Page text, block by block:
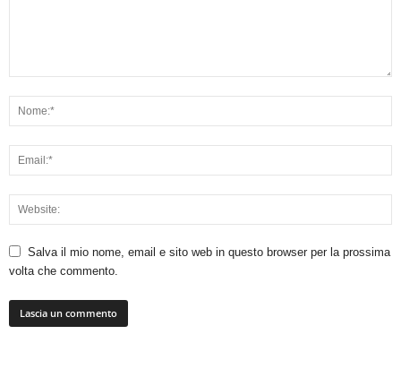
Salva il mio nome, email e sito web in questo browser per la prossima
volta che commento.